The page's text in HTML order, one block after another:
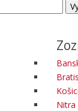
Nitra